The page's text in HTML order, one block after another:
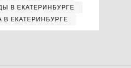
В ЕКАТЕРИНБУРГЕ
В ЕКАТЕРИНБУРГЕ